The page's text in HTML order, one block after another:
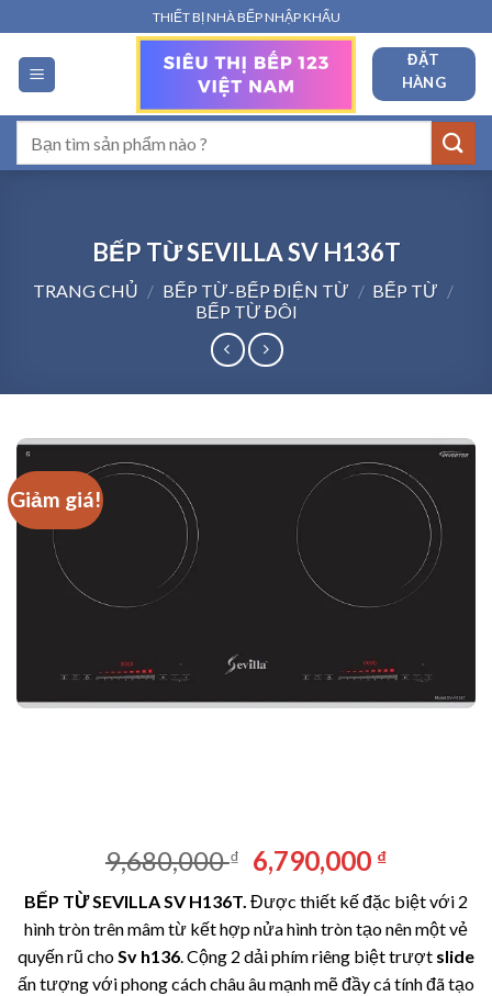
qua
nội
dung
THIẾT BỊ NHÀ BẾP NHẬP KHẨU
ĐẶT
HÀNG
kiếm:
BẾP TỪ SEVILLA SV H136T
TRANG CHỦ / BẾP TỪ-BẾP ĐIỆN TỪ / BẾP TỪ /
BẾP TỪ ĐÔI
Giảm giá!
9,680,000₫
Giá
gốc
là:
9,680,000 ₫.
6,790,000 ₫Giá
hiện
tại
là:
BẾP TỪ SEVILLA SV H136T. Được thiết kế đặc biệt với 2
hình tròn trên mâm từ kết hợp nửa hình tròn tạo nên một vẻ
quyến rũ choSv h136. Cộng 2 dải phím riêng biệt trượt slide
ấn tượng với phong cách châu âu mạnh mẽ đầy cá tính đã tạo